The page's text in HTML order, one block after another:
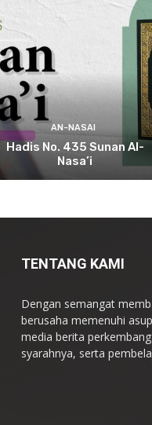
AN-NASAI
Hadis No. 435 Sunan Al-
Nasa’i
TENTANG KAMI
Dengan semangat
berusaha memenuhi
media berita
syarahnya, serta